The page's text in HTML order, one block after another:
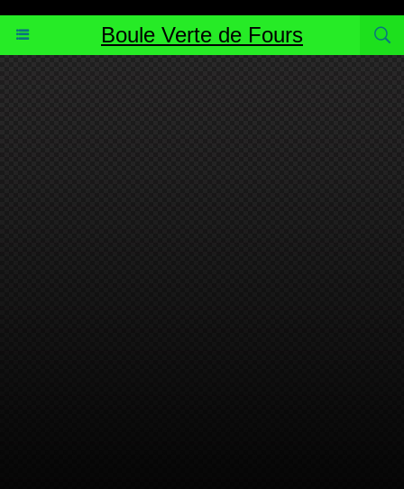
Boule Verte de Fours